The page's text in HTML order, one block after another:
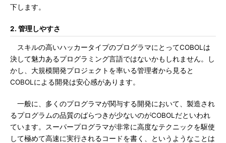
下します。
2. 管理しやすさ
スキルの高いハッカータイプのプログラマにとってCOBOLは
決して魅力あるプログラミング言語ではないかもしれません。し
かし、大規模開発プロジェクトを率いる管理者から見ると
COBOLによる開発は安心感があります。
一般に、多くのプログラマが関与する開発において、製造され
るプログラムの品質のばらつきが少ないのがCOBOLだといわれ
ています。スーパープログラマが非常に高度なテクニックを駆使
して極めて高速に実行されるコードを書く、というようなことは